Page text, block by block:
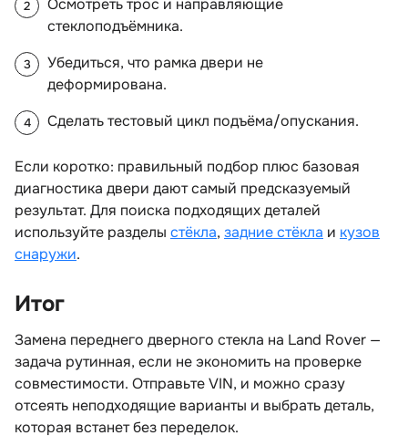
Осмотреть трос и направляющие
стеклоподъёмника.
Убедиться, что рамка двери не
деформирована.
Сделать тестовый цикл подъёма/опускания.
Если коротко: правильный подбор плюс базовая
диагностика двери дают самый предсказуемый
результат. Для поиска подходящих деталей
используйте разделы стёкла, задние стёкла и кузо
снаружи.
Ито
Замена переднего дверного стекла на Land Rover —
задача рутинная, если не экономить на проверке
совместимости. Отправьте VIN, и можно сразу
отсеять неподходящие варианты и выбрать деталь,
которая встанет без переделок.